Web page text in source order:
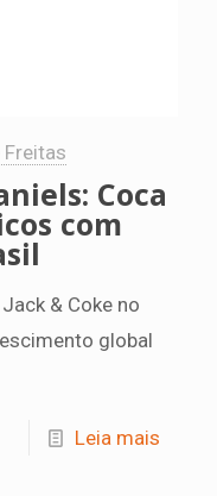
Freitas
Coca
com
& Coke no
global
Leia mais